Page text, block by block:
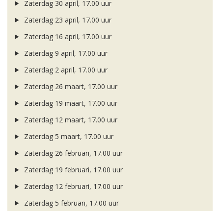
Zaterdag 30 april, 17.00 uur
Zaterdag 23 april, 17.00 uur
Zaterdag 16 april, 17.00 uur
Zaterdag 9 april, 17.00 uur
Zaterdag 2 april, 17.00 uur
Zaterdag 26 maart, 17.00 uur
Zaterdag 19 maart, 17.00 uur
Zaterdag 12 maart, 17.00 uur
Zaterdag 5 maart, 17.00 uur
Zaterdag 26 februari, 17.00 uur
Zaterdag 19 februari, 17.00 uur
Zaterdag 12 februari, 17.00 uur
Zaterdag 5 februari, 17.00 uur